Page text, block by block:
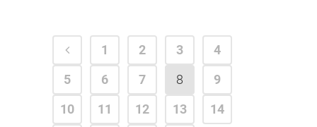
1 2 3
4
5
6 7 8
9
10
11 12 13
14